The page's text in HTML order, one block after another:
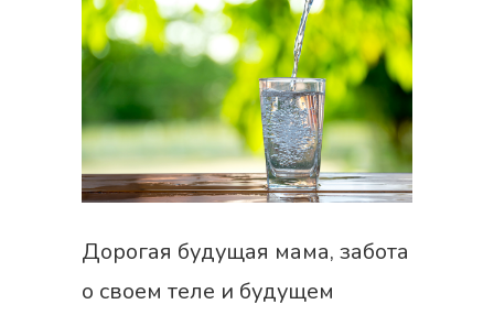
Дорогая будущая мама, забота
о своем теле и будущем